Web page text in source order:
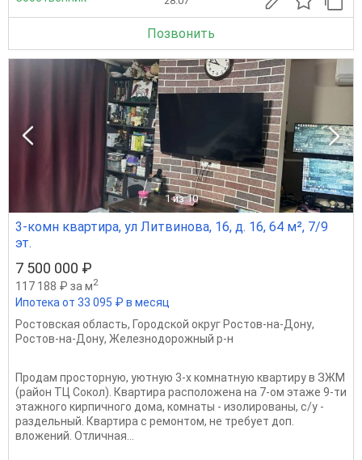
Позвонить
1 из 10
3-комн квартира, ул Литвинова, 16, д. 16, 64 м², 7/9
эт.
7 500 000 ₽
117 188 ₽ за м2
Ипотека от 33 095 ₽ в месяц
Ростовская область, Городской округ Ростов-на-Дону,
Ростов-на-Дону, Железнодорожный р-н
Продам просторную, уютную 3-х комнатную квартиру в ЗЖМ
(район ТЦ Сокол). Квартира расположена на 7-ом этаже 9-ти
этажного кирпичного дома, комнаты - изолированы, с/у -
раздельный. Квартира с ремонтом, не требует доп.
вложений. Отличная...